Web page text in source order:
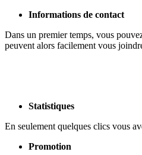
Informations de contact
Dans un premier temps, vous
peuvent alors facilement vous
Statistiques
En seulement quelques clics vous
Promotion